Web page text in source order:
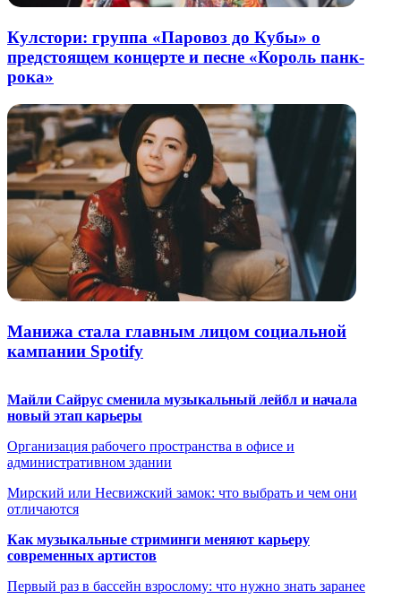
Кулстори: группа «Паровоз до Кубы» о
предстоящем концерте и песне «Король панк-
рока»
Манижа стала главным лицом социальной
кампании Spotify
Майли Сайрус сменила музыкальный лейбл и начала
новый этап карьеры
Организация рабочего пространства в офисе и
административном здании
Мирский или Несвижский замок: что выбрать и чем они
отличаются
Как музыкальные стриминги меняют карьеру
современных артистов
Первый раз в бассейн взрослому: что нужно знать заранее